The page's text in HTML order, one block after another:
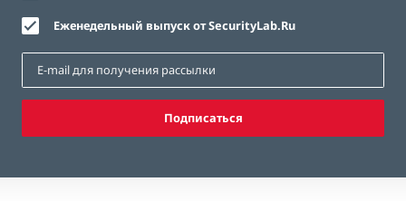
Еженедельный выпуск от SecurityLab.Ru
Подписаться